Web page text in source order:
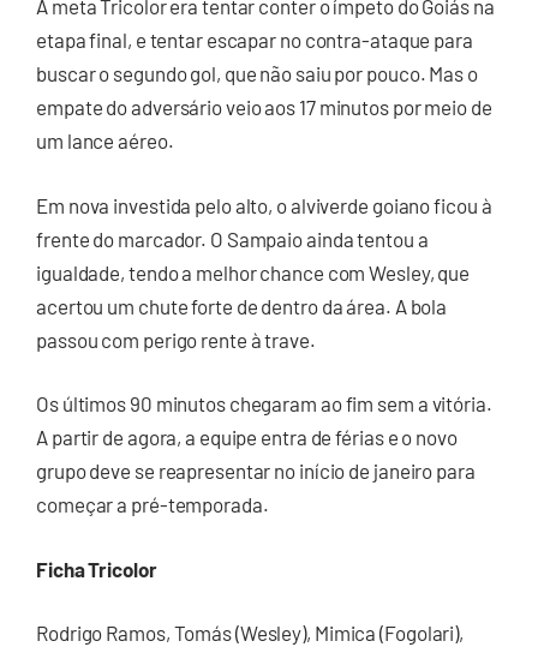
A meta Tricolor era tentar conter o ímpeto do Goiás na
etapa final, e tentar escapar no contra-ataque para
buscar o segundo gol, que não saiu por pouco. Mas o
empate do adversário veio aos 17 minutos por meio de
um lance aéreo.
Em nova investida pelo alto, o alviverde goiano ficou à
frente do marcador. O Sampaio ainda tentou a
igualdade, tendo a melhor chance com Wesley, que
acertou um chute forte de dentro da área. A bola
passou com perigo rente à trave.
Os últimos 90 minutos chegaram ao fim sem a vitória.
A partir de agora, a equipe entra de férias e o novo
grupo deve se reapresentar no início de janeiro para
começar a pré-temporada.
Ficha Tricolor
Rodrigo Ramos, Tomás (Wesley), Mimica (Fogolari),